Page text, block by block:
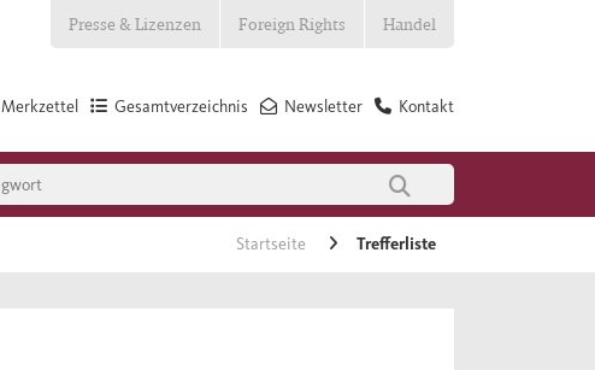
Presse & Lizenzen Foreign Rights Handel
Kontakt
Newsletter
Gesamtverzeichnis
Merkzettel
Startseite Trefferliste